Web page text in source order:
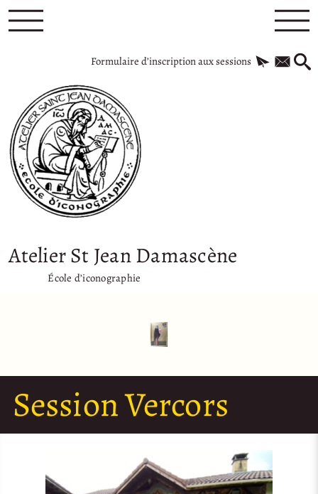
Formulaire d’inscription aux sessions
Atelier St Jean Damascène
École d’iconographie
Session Vercors